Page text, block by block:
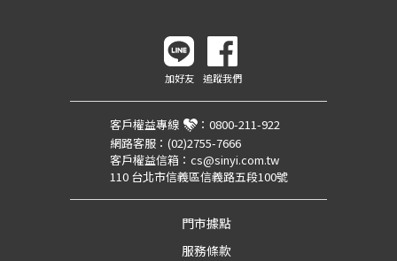
加好友 追蹤我們
客戶權益專線 ： 0800-211-922
網路客服： (02)2755-7666
客戶權益信箱： cs@sinyi.com.tw
110 台北市信義區信義路五段100號
門市據點
服務條款